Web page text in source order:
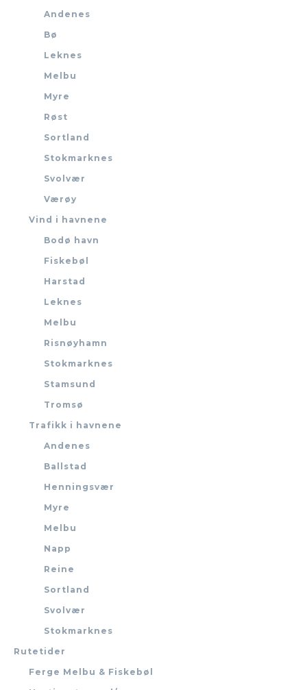
Andenes
Bø
Leknes
Melbu
Myre
Røst
Sortland
Stokmarknes
Svolvær
Værøy
Vind i havnene
Bodø havn
Fiskebøl
Harstad
Leknes
Melbu
Risnøyhamn
Stokmarknes
Stamsund
Tromsø
Trafikk i havnene
Andenes
Ballstad
Henningsvær
Myre
Melbu
Napp
Reine
Sortland
Svolvær
Stokmarknes
Rutetider
Ferge Melbu & Fiskebøl